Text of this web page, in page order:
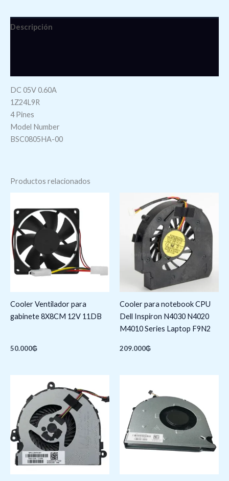
Descripción
DC 05V 0.60A
1Z24L9R
4 Pines
Model Number
BSC0805HA-00
Productos relacionados
Cooler Ventilador para
gabinete 8X8CM 12V 11DB
50.000₲
Cooler para notebook CPU
Dell Inspiron N4030 N4020
M4010 Series Laptop F9N2
209.000₲